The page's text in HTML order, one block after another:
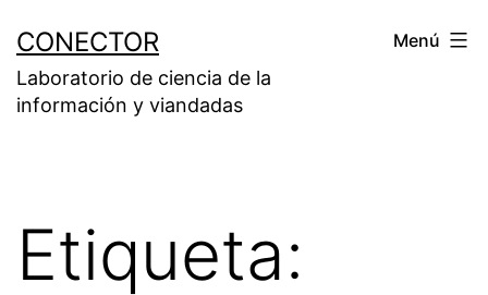
contenido
CONECTOR
Laboratorio de ciencia de la
información y viandadas
Menú
Etiqueta: